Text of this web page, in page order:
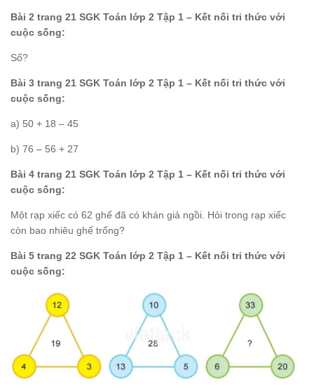
Bài 2 trang 21 SGK Toán lớp 2 Tập 1 – Kết nối tri thức với
cuộc sống:
Số?
Bài 3 trang 21 SGK Toán lớp 2 Tập 1 – Kết nối tri thức với
cuộc sống:
a) 50 + 18 – 45
b) 76 – 56 + 27
Bài 4 trang 21 SGK Toán lớp 2 Tập 1 – Kết nối tri thức với
cuộc sống:
Một rạp xiếc có 62 ghế đã có khán giả ngồi. Hỏi trong rạp xiếc
còn bao nhiêu ghế trống?
Bài 5 trang 22 SGK Toán lớp 2 Tập 1 – Kết nối tri thức với
cuộc sống: